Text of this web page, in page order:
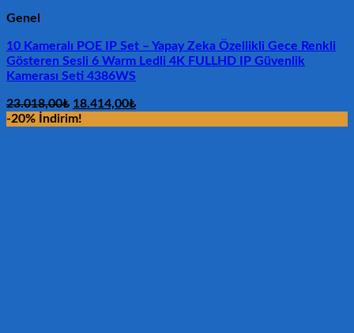
Genel
10 Kameralı POE IP Set – Yapay Zeka Özellikli Gece Renkli
Gösteren Sesli 6 Warm Ledli 4K FULLHD IP Güvenlik
Kamerası Seti 4386WS
23.018,00₺ Orijinal
fiyat:
18.414,00₺Şu
-20% İndirim!